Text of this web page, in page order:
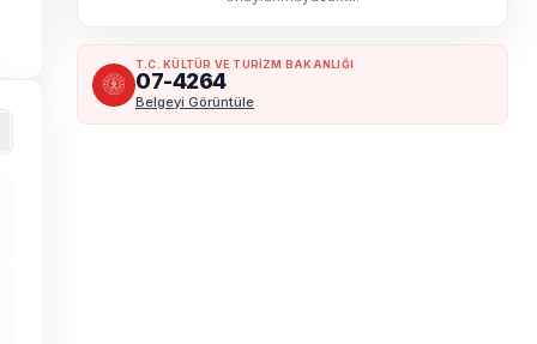
T.C. KÜLTÜR VE TURİZM BAKANLIĞI
07-4264
Belgeyi Görüntüle